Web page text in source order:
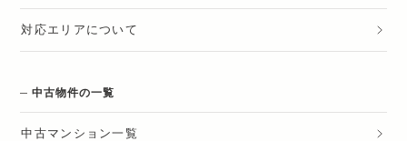
対応エリアについて
中古物件の一覧
中古マンション一覧